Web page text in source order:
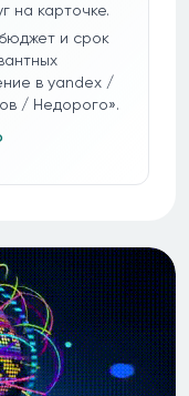
на карточке.
и срок
в yandex /
/ Недорого».